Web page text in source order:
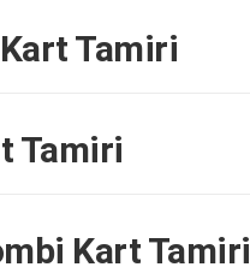
Tamiri
Tamiri
Kart Tamiri